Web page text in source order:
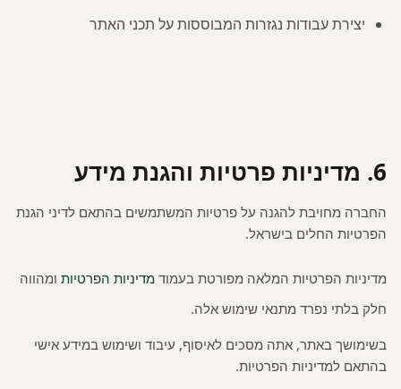
יצירת עבודות נגזרות המבוססות על תכני האתר
6. מדיניות פרטיות והגנת מידע
החברה מחויבת להגנה על פרטיות המשתמשים בהתאם לדיני הגנת
הפרטיות החלים בישראל.
מדיניות הפרטיות המלאה מפורטת בעמוד מדיניות הפרטיות ומהווה
חלק בלתי נפרד מתנאי שימוש אלה.
בשימושך באתר, אתה מסכים לאיסוף, עיבוד ושימוש במידע אישי
בהתאם למדיניות הפרטיות.